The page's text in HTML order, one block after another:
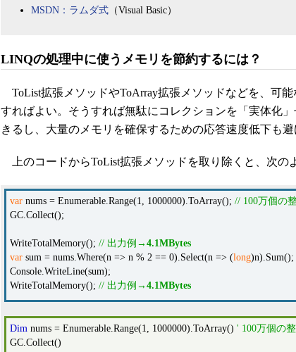
MSDN：ラムダ式 （Visual Basic）
LINQの処理中に使うメモリを節約するには？
ToList拡張メソッドやToArray拡張メソッドなどを、可
すればよい。そうすれば無駄にコレクションを「実体化
きるし、大量のメモリを確保するための応答速度低下も避
上のコードからToList拡張メソッドを取り除くと、次の
var nums = Enumerable.Range(1, 1000000).ToArray(); // 100万個の
GC.Collect();
WriteTotalMemory(); // 出力例→ 4.1MBytes
var sum = nums.Where(n => n % 2 == 0).Select(n => (long)n).Sum();
Console.WriteLine(sum);
WriteTotalMemory(); // 出力例→ 4.1MBytes
Dim nums = Enumerable.Range(1, 1000000).ToArray() ' 100万個の
GC.Collect()